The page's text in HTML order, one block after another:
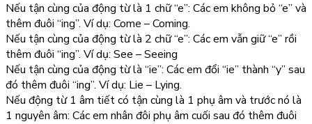
Nếu tận cùng của động từ là 1 chữ “e”: Các em không bỏ “e” và
thêm đuôi “ing”. Ví dụ: Come – Coming.
Nếu tận cùng của động từ là 2 chữ “e”: Các em vẫn giữ “e” rồi
thêm đuôi “ing”. Ví dụ: See – Seeing
Nếu tận cùng của động từ là “ie”: Các em đổi “ie” thành “y” sau
đó thêm đuôi “ing”. Ví dụ: Lie – Lying.
Nếu động từ 1 âm tiết có tận cùng là 1 phụ âm và trước nó là
1 nguyên âm: Các em nhân đôi phụ âm cuối sau đó thêm đuôi